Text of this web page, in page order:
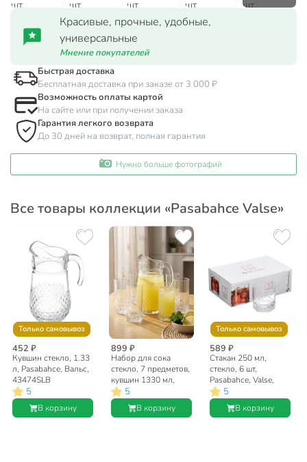
Красивые, прочные, удобные,
универсальные
Мнение покупателей
Быстрая доставка
Бесплатная доставка при заказе от 3 000 ₽
Возможность оплаты картой
На сайте или при получении заказа
Гарантия легкого возврата
До 30 дней на возврат, полная гарантия
Нужно больше фотографий
Все товары коллекции «Pasabahce Valse»
Только самовывоз
452 ₽
Кувшин стекло, 1.33
л, Pasabahce, Вальс,
43474SLB
5
В корзину
899 ₽
Набор для сока
стекло, 7 предметов,
кувшин 1330 мл,
стакан 290 мл 6 шт,
Pasabahce, Вальс,
97675
5
В корзину
Только самовывоз
589 ₽
Стакан 250 мл,
стекло, 6 шт,
Pasabahce, Valse,
42943GRB
5
В корзину